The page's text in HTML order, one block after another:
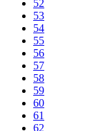
52
53
54
55
56
57
58
59
60
61
62